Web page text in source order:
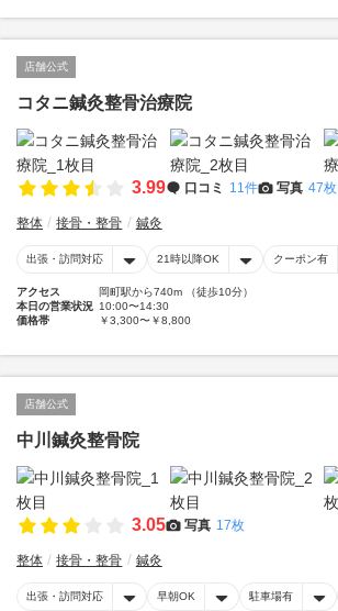
店舗公式
コタニ鍼灸整骨治療院
3.99 口コミ 11件 写真 47枚
整体 接骨・整骨 鍼灸
出張・訪問対応 21時以降OK クーポン有
アクセス
岡町駅から740m （徒歩10分）
本日の営業状況 10:00〜14:30
価格帯
￥3,300〜￥8,800
店舗公式
中川鍼灸整骨院
3.05 写真 17枚
整体 接骨・整骨 鍼灸
出張・訪問対応 早朝OK 駐車場有